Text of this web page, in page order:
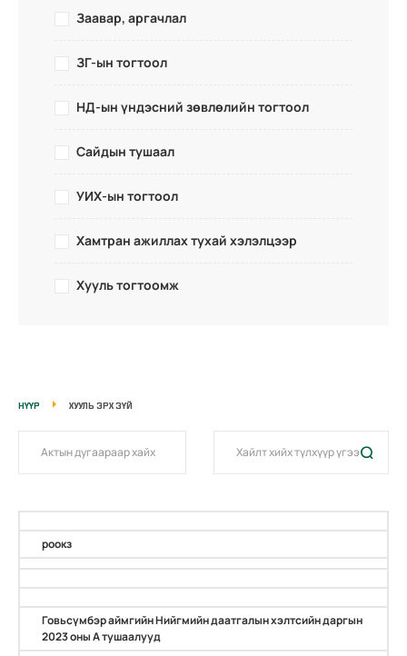
Заавар, аргачлал
ЗГ-ын тогтоол
НД-ын үндэсний зөвлөлийн тогтоол
Сайдын тушаал
УИХ-ын тогтоол
Хамтран ажиллах тухай хэлэлцээр
Хууль тогтоомж
НҮҮР ХУУЛЬ ЭРХ ЗҮЙ
роокз
Говьсүмбэр аймгийн Нийгмийн даатгалын хэлтсийн даргын
2023 оны А тушаалууд